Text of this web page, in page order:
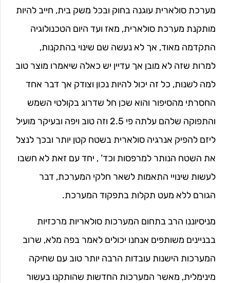
מערכת סולארית עוגנה בחוק ובכל משק בית, חייב להיות
מותקנת מערכת סולארית, מאז ועד היום הטכנולוגיה
התקדמה מאוד, אך לא נעשה שם שינוי בהתקנות,
למרות שזה לא מובן אך עדיין יש כאלה שיאמרו מוצר טוב
למה לשנות, כל זה יכול להיות נכון וצודק אך דבר אחד
החסרתי מהסיפור והוא שכן חל שדרוג בקולטי השמש
והתפוקה שלהם עלתה פי 2.5 וזה טוב ויפה ובעיקר מועיל
ליזם להפיק אנרגיה סולארית בשטח קטן יותר ובכך לנצל
את השטח הנותר למרפסות וכד’ , יחד עם זאת לא חשבו
לעשות שינויי התאמות לשאר חלקי המערכת, דבר
הגורם ללא מעט תקלות בתפקוד המערכת.
מניסיוננו הרב בתחום המערכות סולאריות מרכזיות
בבניינים משותפים אנחנו יכולים לאמר בפה מלא, שרוב
המערכות הישנות עובדות הרבה יותר טוב עם שחיקה
מינימלית, מאשר המערכות החדשות שהותקנו בעשור